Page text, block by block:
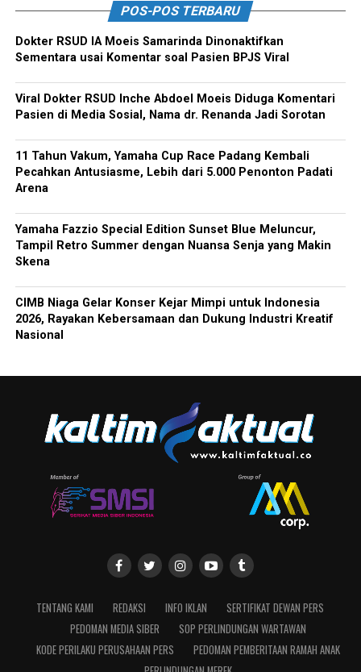
POS-POS TERBARU
Dokter RSUD IA Moeis Samarinda Dinonaktifkan
Sementara usai Komentar soal Pasien BPJS Viral
Viral Dokter RSUD Inche Abdoel Moeis Diduga Komentari
Pasien di Media Sosial, Nama dr. Renanda Jadi Sorotan
11 Tahun Vakum, Yamaha Cup Race Padang Kembali
Pecahkan Antusiasme, Lebih dari 5.000 Penonton Padati
Arena
Yamaha Fazzio Special Edition Sunset Blue Meluncur,
Tampil Retro Summer dengan Nuansa Senja yang Makin
Skena
CIMB Niaga Gelar Konser Kejar Mimpi untuk Indonesia
2026, Rayakan Kebersamaan dan Dukung Industri Kreatif
Nasional
TENTANG KAMI REDAKSI INFO IKLAN
SERTIFIKAT DEWAN PERS
PEDOMAN MEDIA SIBER
SOP PERLINDUNGAN WARTAWAN
KODE PERILAKU PERUSAHAAN PERS
PEDOMAN PEMBERITAAN RAMAH ANAK